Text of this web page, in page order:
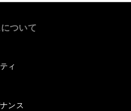
ついて
ィ
ンス